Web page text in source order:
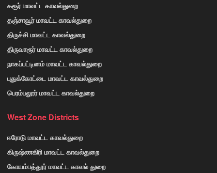
கரூர் மாவட்ட காவல்துறை
தஞ்சாவூர் மாவட்ட காவல்துறை
திருச்சி மாவட்ட காவல்துறை
திருவாரூர் மாவட்ட காவல்துறை
நாகப்பட்டினம் மாவட்ட காவல்துறை
புதுக்கோட்டை மாவட்ட காவல்துறை
பெரம்பலூர் மாவட்ட காவல்துறை
West Zone Districts
ஈரோடு மாவட்ட காவல்துறை
கிருஷ்ணகிரி மாவட்ட காவல்துறை
கோயம்பத்தூர் மாவட்ட காவல் துறை